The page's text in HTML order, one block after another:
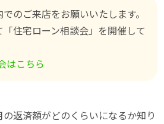
のご来店をお願いいたします。
住宅ローン相談会」を開催して
はこちら
返済額がどのくらいになるか知り